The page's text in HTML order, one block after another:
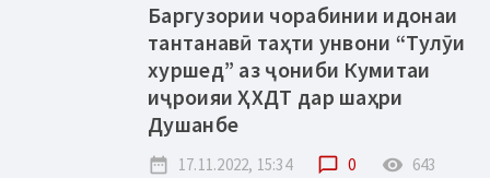
Баргузории чорабинии идонаи
тантанавӣ таҳти унвони “Тулӯи
хуршед” аз ҷониби Кумитаи
иҷроияи ҲХДТ дар шаҳри
Душанбе
date_range 17.11.2022, 15:34 chat_bubble_outline 0 remove_red_eye 643